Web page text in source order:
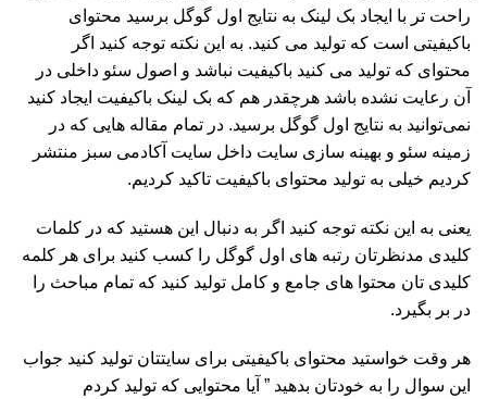
راحت تر با ایجاد بک لینک به نتایج اول گوگل برسید محتوای
باکیفیتی است که تولید می کنید. به این نکته توجه کنید اگر
محتوای که تولید می کنید باکیفیت نباشد و اصول سئو داخلی در
آن رعایت نشده باشد هرچقدر هم که بک لینک باکیفیت ایجاد کنید
نمی‌توانید به نتایج اول گوگل برسید. در تمام مقاله هایی که در
زمینه سئو و بهینه سازی سایت داخل سایت آکادمی سبز منتشر
کردیم خیلی به تولید محتوای باکیفیت تاکید کردیم.
یعنی به این نکته توجه کنید اگر به دنبال این هستید که در کلمات
کلیدی مدنظرتان رتبه های اول گوگل را کسب کنید برای هر کلمه
کلیدی تان محتوا های جامع و کامل تولید کنید که تمام مباحث را
در بر بگیرد.
هر وقت خواستید محتوای باکیفیتی برای سایتتان تولید کنید جواب
این سوال را به خودتان بدهید ” آیا محتوایی که تولید کردم